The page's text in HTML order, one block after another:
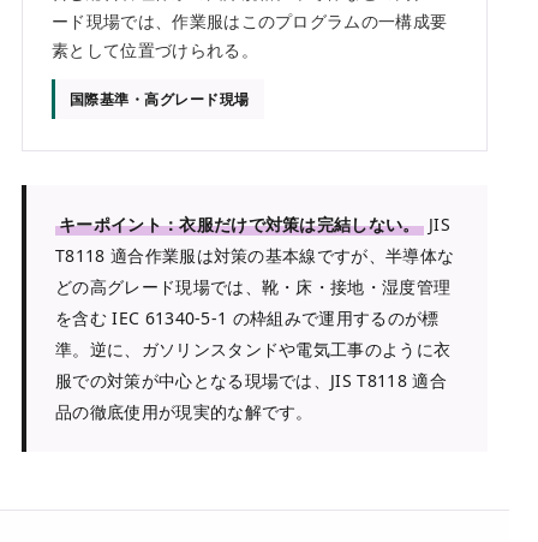
ード現場では、作業服はこのプログラムの一構成要
素として位置づけられる。
国際基準・高グレード現場
キーポイント：衣服だけで対策は完結しない。JIS
T8118 適合作業服は対策の基本線ですが、半導体な
どの高グレード現場では、靴・床・接地・湿度管理
を含む IEC 61340-5-1 の枠組みで運用するのが標
準。逆に、ガソリンスタンドや電気工事のように衣
服での対策が中心となる現場では、JIS T8118 適合
品の徹底使用が現実的な解です。